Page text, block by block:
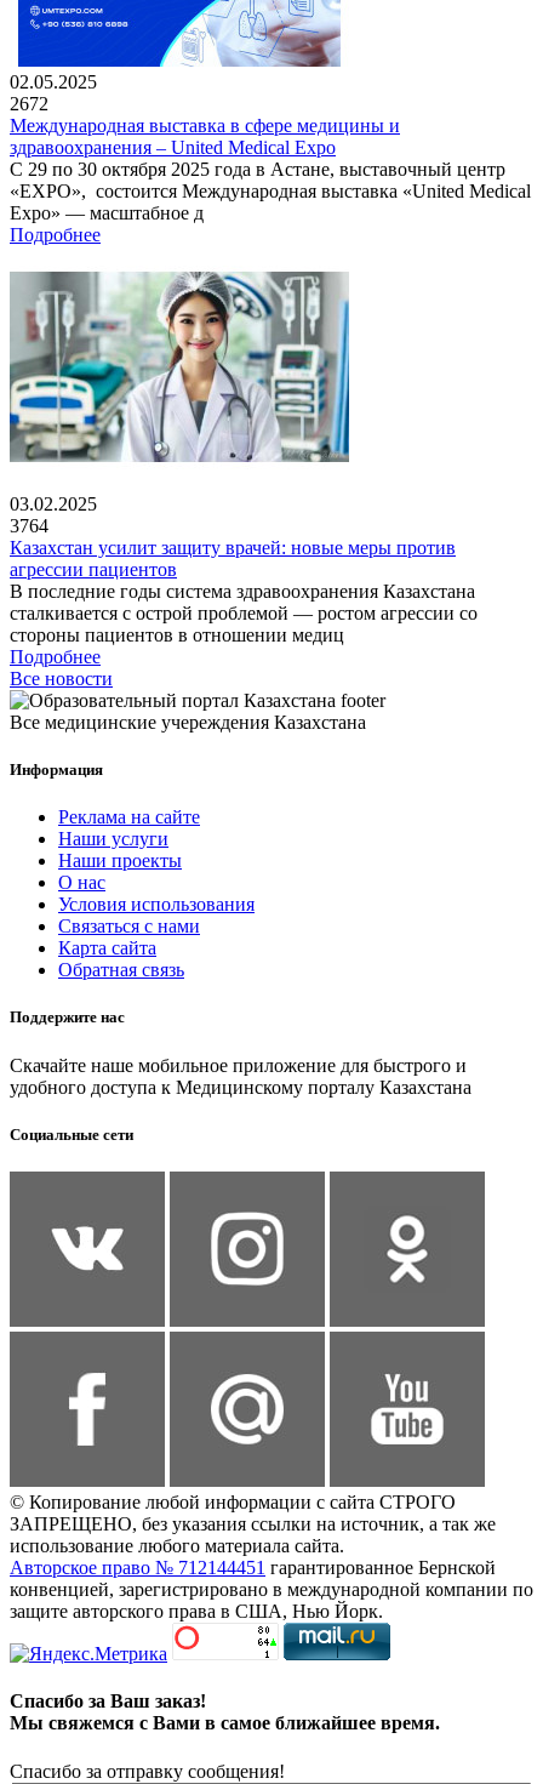
02.05.2025
2672
Международная выставка в сфере медицины и
здравоохранения – United Medical Expo
С 29 по 30 октября 2025 года в Астане, выставочный центр
«EXPO», состоится Международная выставка «United Medical
Expo» — масштабное д
Подробнее
03.02.2025
3764
Казахстан усилит защиту врачей: новые меры против
агрессии пациентов
В последние годы система здравоохранения Казахстана
сталкивается с острой проблемой — ростом агрессии со
стороны пациентов в отношении медиц
Подробнее
Все новости
Все медицинские учереждения Казахстана
Информация
Реклама на сайте
Наши услуги
Наши проекты
О нас
Условия использования
Связаться с нами
Карта сайта
Обратная связь
Поддержите нас
Скачайте наше мобильное приложение для быстрого и
удобного доступа к Медицинскому порталу Казахстана
Социальные сети
© Копирование любой информации с сайта СТРОГО
ЗАПРЕЩЕНО, без указания ссылки на источник, а так же
использование любого материала сайта.
Авторское право № 712144451 гарантированное Бернской
конвенцией, зарегистрировано в международной компании по
защите авторского права в США, Нью Йорк.
Спасибо за Ваш заказ!
Мы свяжемся с Вами в самое ближайшее время.
Спасибо за отправку сообщения!